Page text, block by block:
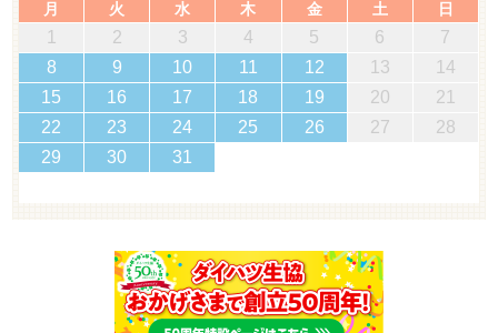
月 火 水 木 金 土 日
1 2 3 4 5 6
7
8
9 10 11 12 13
14
15
16 17 18 19 20
21
22
23 24 25 26 27
28
29
30 31